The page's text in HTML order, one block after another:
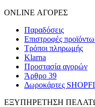
ONLINE ΑΓΟΡΕΣ
Παραδόσεις
Επιστροφές
Τρόποι πληρωμής
Klarna
Προστασία αγορών
Άρθρο 39
Δωροκάρτες
ΕΞΥΠΗΡΕΤΗΣΗ